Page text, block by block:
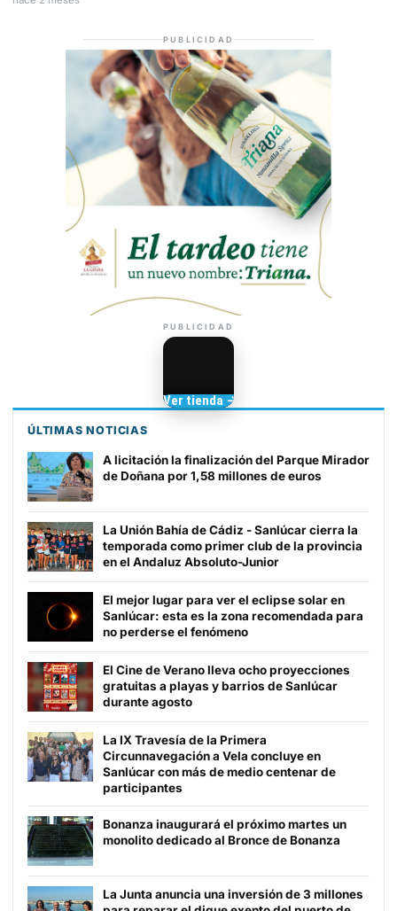
PUBLICIDAD
PUBLICIDAD
TIENDA DE
Camisetas de Sanlúcar
Ver tienda →
ÚLTIMAS NOTICIAS
A licitación la finalización del Parque Mirador
de Doñana por 1,58 millones de euros
La Unión Bahía de Cádiz - Sanlúcar cierra la
temporada como primer club de la provincia
en el Andaluz Absoluto-Junior
El mejor lugar para ver el eclipse solar en
Sanlúcar: esta es la zona recomendada para
no perderse el fenómeno
El Cine de Verano lleva ocho proyecciones
gratuitas a playas y barrios de Sanlúcar
durante agosto
La IX Travesía de la Primera
Circunnavegación a Vela concluye en
Sanlúcar con más de medio centenar de
participantes
Bonanza inaugurará el próximo martes un
monolito dedicado al Bronce de Bonanza
La Junta anuncia una inversión de 3 millones